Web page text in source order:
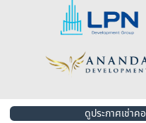
ดูประกาศเช่า